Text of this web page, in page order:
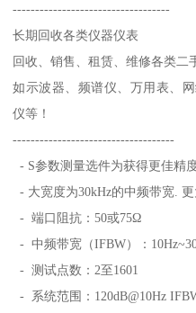
-----------------------------------
长期回收各类仪器仪表
回收、销售、租赁、维修各类二
如示波器、频谱仪、万用表、
仪等！
------------------------------------
- S参数测量选件为获得更佳精
- 大宽度为30kHz的中频带宽.
- 端口阻抗：50或75Ω
- 中频带宽（IFBW）：
- 测试点数：2至1601
- 系统范围：120dB@10Hz